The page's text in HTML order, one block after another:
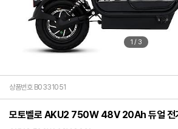
1 / 3
상품번호 B0331051
모토벨로 AKU2 750W 48V 20Ah 듀얼 전